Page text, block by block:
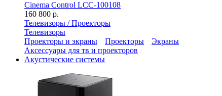
Cinema Control LCC-100108
160 800 р.
Телевизоры / Проекторы
Телевизоры
Проекторы и экраны
Проекторы
Экраны
Аксессуары для тв и проекторов
Акустические системы